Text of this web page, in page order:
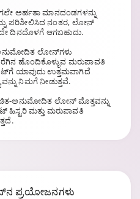
ಅರ್ಹತಾ ಮಾನದಂಡಗಳನ್ನು
ಪರಿಶೀಲಿಸಿದ ನಂತರ, ಲೋನ್
ದಿನದೊಳಗೆ ಆಗಬಹುದು.
ಲೋನ್‌ಗಳು
ಹೊಂದಿಕೊಳ್ಳುವ ಮರುಪಾವತಿ
ಯಾವುದು ಉತ್ತಮವಾಗಿದೆ
ನಿಮಗೆ ನೀಡುತ್ತವೆ.
ಅನುಮೋದಿತ ಲೋನ್ ಮೊತ್ತವನ್ನು
ಹಿಸ್ಟರಿ ಮತ್ತು ಮರುಪಾವತಿ
ನ ಪ್ರಯೋಜನಗಳು